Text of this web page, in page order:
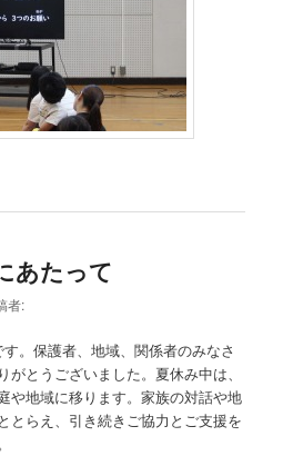
あたって
者:
。保護者、地域、関係者のみなさ
とうございました。夏休み中は、
や地域に移ります。家族の対話や地
とらえ、引き続きご協力とご支援を